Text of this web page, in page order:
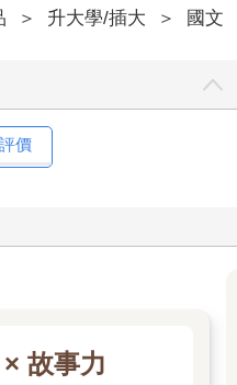
＞ 升大學/插大 ＞ 國文
價
故事力